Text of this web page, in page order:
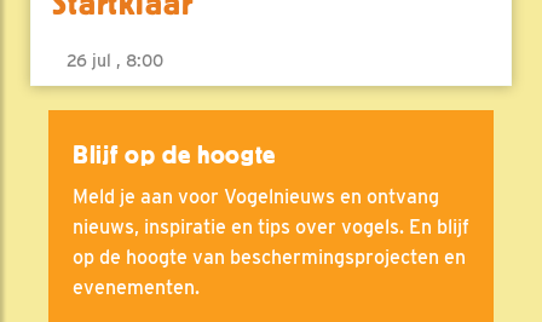
26 jul , 8:00
Blijf op de hoogte
Meld je aan voor Vogelnieuws en ontvang
nieuws, inspiratie en tips over vogels. En blijf
op de hoogte van beschermingsprojecten en
evenementen.